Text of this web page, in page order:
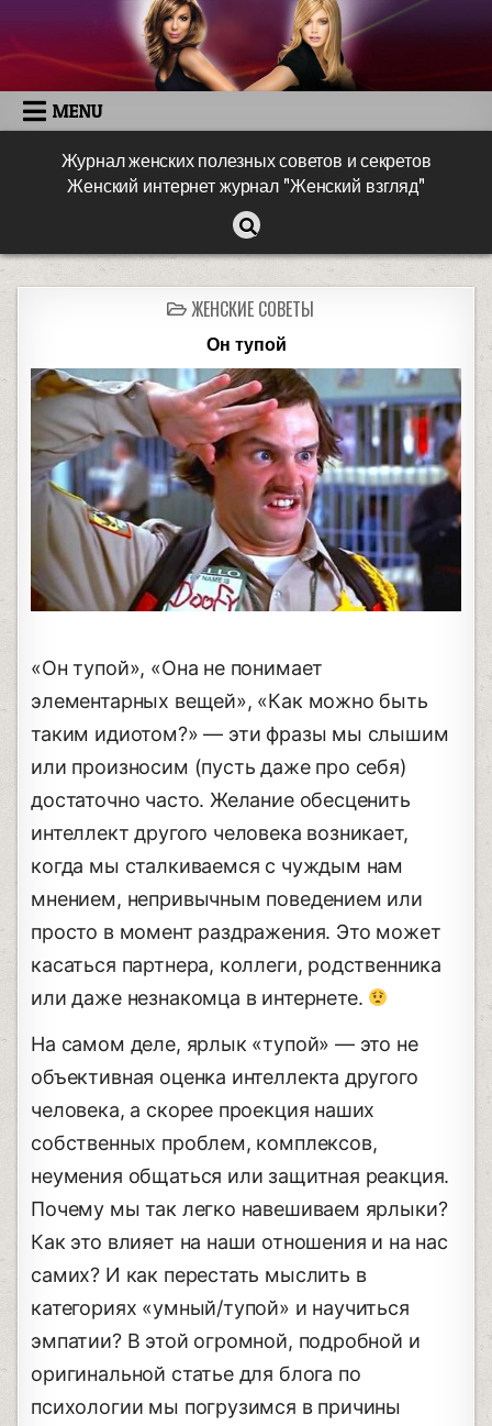
MENU
Журнал женских полезных советов и секретов
Женский интернет журнал "Женский взгляд"
ЖЕНСКИЕ СОВЕТЫ
Он тупой
«Он тупой», «Она не понимает
элементарных вещей», «Как можно быть
таким идиотом?» — эти фразы мы слышим
или произносим (пусть даже про себя)
достаточно часто. Желание обесценить
интеллект другого человека возникает,
когда мы сталкиваемся с чуждым нам
мнением, непривычным поведением или
просто в момент раздражения. Это может
касаться партнера, коллеги, родственника
или даже незнакомца в интернете.
На самом деле, ярлык «тупой» — это не
объективная оценка интеллекта другого
человека, а скорее проекция наших
собственных проблем, комплексов,
неумения общаться или защитная реакция.
Почему мы так легко навешиваем ярлыки?
Как это влияет на наши отношения и на нас
самих? И как перестать мыслить в
категориях «умный/тупой» и научиться
эмпатии? В этой огромной, подробной и
оригинальной статье для блога по
психологии мы погрузимся в причины